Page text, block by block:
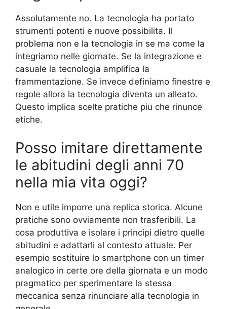
Assolutamente no. La tecnologia ha portato
strumenti potenti e nuove possibilita. Il
problema non e la tecnologia in se ma come la
integriamo nelle giornate. Se la integrazione e
casuale la tecnologia amplifica la
frammentazione. Se invece definiamo finestre e
regole allora la tecnologia diventa un alleato.
Questo implica scelte pratiche piu che rinunce
etiche.
Posso imitare direttamente
le abitudini degli anni 70
nella mia vita oggi?
Non e utile imporre una replica storica. Alcune
pratiche sono ovviamente non trasferibili. La
cosa produttiva e isolare i principi dietro quelle
abitudini e adattarli al contesto attuale. Per
esempio sostituire lo smartphone con un timer
analogico in certe ore della giornata e un modo
pragmatico per sperimentare la stessa
meccanica senza rinunciare alla tecnologia in